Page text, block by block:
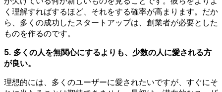
く理解すればするほど、それをする確率が高まります。だか
ら、多くの成功したスタートアップは、創業者が必要とした
ものを作るのです。
5. 多くの人を無関心にするよりも、少数の人に愛される方
が良い。
理想的には、多くのユーザーに愛されたいですが、すぐにそ